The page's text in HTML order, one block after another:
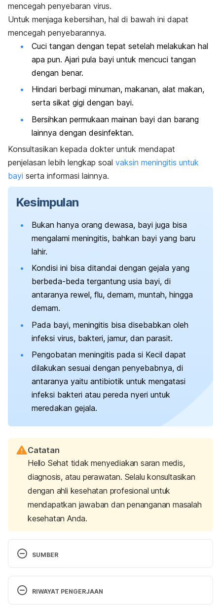
mencegah penyebaran virus.
Untuk menjaga kebersihan, hal di bawah ini dapat
mencegah penyebarannya.
Cuci tangan dengan tepat setelah melakukan hal
apa pun. Ajari pula bayi untuk mencuci tangan
dengan benar.
Hindari berbagi minuman, makanan, alat makan,
serta sikat gigi dengan bayi.
Bersihkan permukaan mainan bayi dan barang
lainnya dengan desinfektan.
Konsultasikan kepada dokter untuk mendapat
penjelasan lebih lengkap soal vaksin meningitis untuk
bayi serta informasi lainnya.
Kesimpulan
Bukan hanya orang dewasa, bayi juga bisa
mengalami meningitis, bahkan bayi yang baru
lahir.
Kondisi ini bisa ditandai dengan gejala yang
berbeda-beda tergantung usia bayi, di
antaranya rewel, flu, demam, muntah, hingga
demam.
Pada bayi, meningitis bisa disebabkan oleh
infeksi virus, bakteri, jamur, dan parasit.
Pengobatan meningitis pada si Kecil dapat
dilakukan sesuai dengan penyebabnya, di
antaranya yaitu antibiotik untuk mengatasi
infeksi bakteri atau pereda nyeri untuk
meredakan gejala.
Catatan
Hello Sehat tidak menyediakan saran medis,
diagnosis, atau perawatan. Selalu konsultasikan
dengan ahli kesehatan profesional untuk
mendapatkan jawaban dan penanganan masalah
kesehatan Anda.
SUMBER
2025, from
https://www.stanfordchildrens.org/en/topic/default
RIWAYAT PENGERJAAN